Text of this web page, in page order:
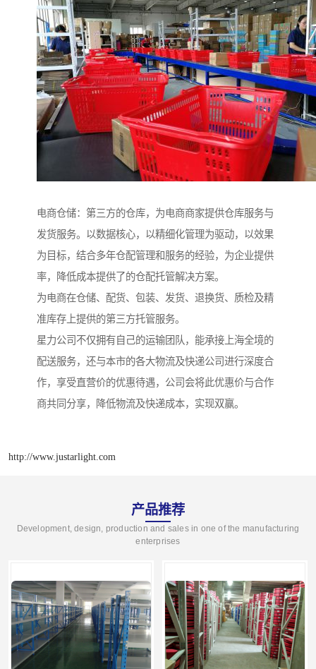
电商仓储：第三方的仓库，为电商商家提供仓库服务与
发货服务。以数据核心，以精细化管理为驱动，以效果
为目标，结合多年仓配管理和服务的经验，为企业提供
率，降低成本提供了的仓配托管解决方案。
为电商在仓储、配货、包装、发货、退换货、质检及精
准库存上提供的第三方托管服务。
星力公司不仅拥有自己的运输团队，能承接上海全境的
配送服务，还与本市的各大物流及快递公司进行深度合
作，享受直营价的优惠待遇，公司会将此优惠价与合作
商共同分享，降低物流及快递成本，实现双赢。
http://www.justarlight.com
产品推荐
Development, design, production and sales in one of the manufacturing
enterprises